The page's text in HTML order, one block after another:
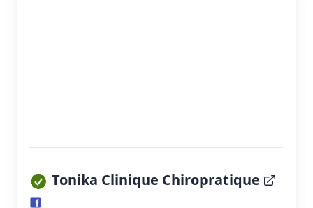
Tonika Clinique Chiropratique